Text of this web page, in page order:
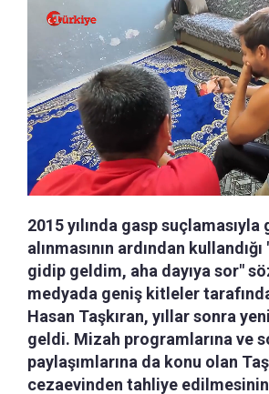
2015 yılında gasp suçlamasıyla
alınmasının ardından
gidip geldim, aha dayıya sor"
medyada geniş kitleler
Hasan Taşkıran, yıllar sonra
geldi. Mizah programlarına ve
paylaşımlarına da konu olan
cezaevinden tahliye